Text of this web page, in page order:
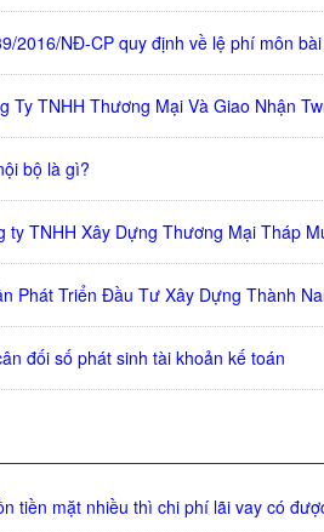
2016/NĐ-CP quy định về lệ phí môn bài
Ty TNHH Thương Mại Và Giao Nhận
bộ là gì?
ty TNHH Xây Dựng Thương Mại Tháp
Phát Triển Đầu Tư Xây Dựng Thành
đối số phát sinh tài khoản kế toán
tiền mặt nhiều thì chi phí lãi vay có